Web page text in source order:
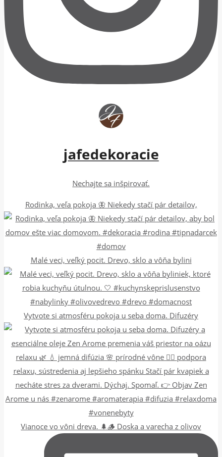
jafedekoracie
Nechajte sa inšpirovať.
Rodinka, veľa pokoja 🦋 Niekedy stačí pár detailov,
Malé veci, veľký pocit. Drevo, sklo a vôňa bylini
Vytvote si atmosféru pokoja u seba doma. Difuzéry
Vianoce vo vôni dreva. 🌲🪵 Doska a varecha z olivov